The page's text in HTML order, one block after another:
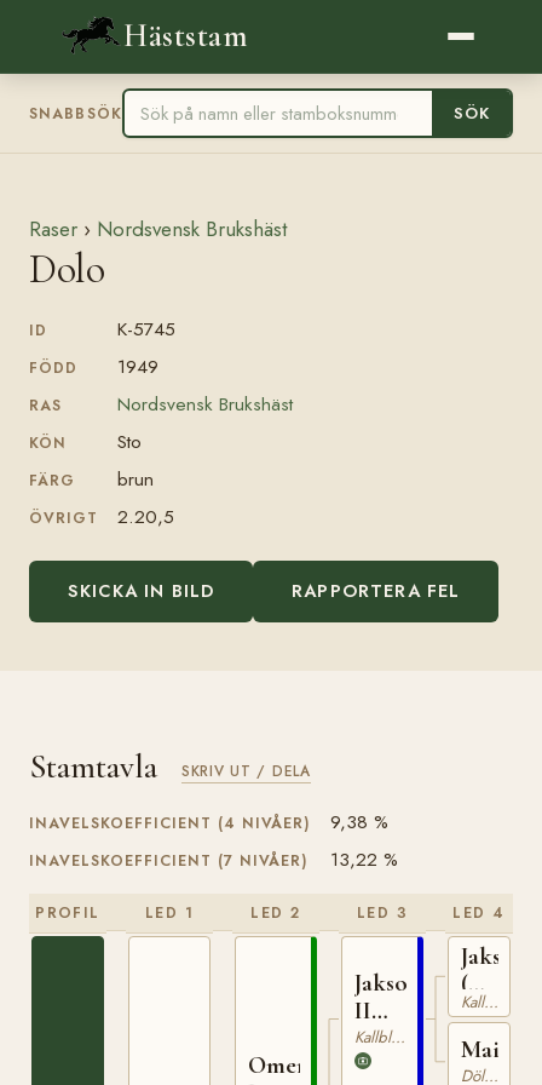
Häststam
SNABBSÖK SÖK
Raser › Nordsvensk Brukshäst
Dolo
ID K-5745
FÖDD 1949
RAS Nordsvensk Brukshäst
KÖN Sto
FÄRG brun
ÖVRIGT 2.20,5
SKICKA IN BILD RAPPORTERA FEL
Stamtavla SKRIV UT / DELA
INAVELSKOEFFICIENT (4 NIVÅER) 9,38 %
INAVELSKOEFFICIENT (7 NIVÅER) 13,22 %
PROFIL LED 1 LED 2
Omer-
LED 3
Jakson
II
(NO)
Kallblodig Travare
LED 4
Jakson
(NO)
T-
42
Kallblodig Travare
Maia
Dölehäst